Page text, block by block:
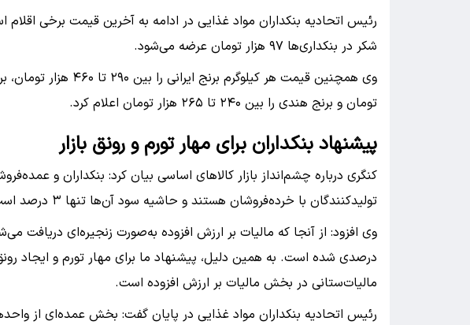
رئیس اتحادیه بنکداران مواد غذایی در ادامه به آخرین قیمت برخی اقلام
شکر در بنکداری‌ها ۹۷ هزار تومان عرضه می‌شود.
تومان و برنج هندی را بین ۲۴۰ تا ۲۶۵ هزار تومان اعلام کرد.
پیشنهاد بنکداران برای مهار تورم و رونق بازار
کنگری درباره چشم‌انداز بازار کالاهای اساسی بیان کرد: بنکداران و
تولیدکنندگان با خرده‌فروشان هستند و حاشیه سود آن‌ها تنها ۳ درصد است.
درصدی شده است. به همین دلیل، پیشنهاد ما برای مهار تورم و ایجاد
مالیات‌ستانی در بخش مالیات بر ارزش افزوده است.
رئیس اتحادیه بنکداران مواد غذایی در پایان گفت: بخش عمده‌ای از